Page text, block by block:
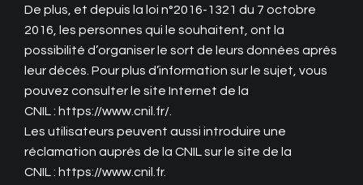
De plus, et depuis la loi n°2016-1321 du 7 octobre
2016, les personnes qui le souhaitent, ont la
possibilité d’organiser le sort de leurs données après
leur décès. Pour plus d’information sur le sujet, vous
pouvez consulter le site Internet de la
CNIL : https://www.cnil.fr/.
Les utilisateurs peuvent aussi introduire une
réclamation auprès de la CNIL sur le site de la
CNIL : https://www.cnil.fr.